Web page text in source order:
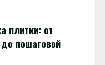
плитки: от
пошаговой